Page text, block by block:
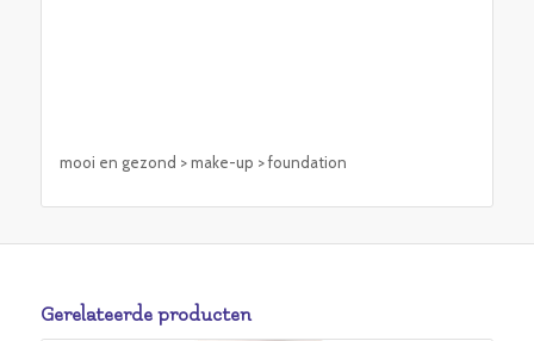
mooi en gezond > make-up > foundation
Gerelateerde producten